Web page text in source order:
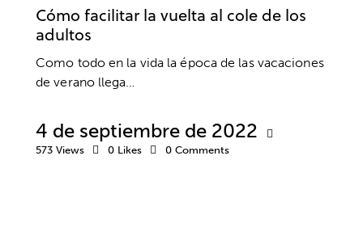
Cómo facilitar la vuelta al cole de los
adultos
Como todo en la vida la época de las vacaciones
de verano llega…
4 de septiembre de 2022
573 Views 0 Likes 0 Comments